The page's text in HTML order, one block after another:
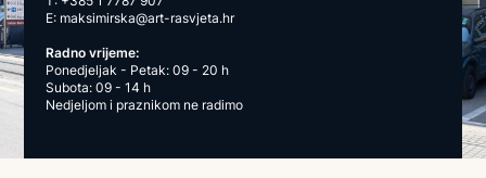
E: maksimirska@art-rasvjeta.hr
Radno vrijeme:
Ponedjeljak - Petak: 09 - 20 h
Subota: 09 - 14 h
Nedjeljom i praznikom ne radimo